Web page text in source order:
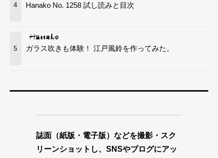
4 Hanako No. 1258 試し読みと目次
5 ガラス吹きも体験！ 江戸風鈴を作ってみた。
誌面（紙版・電子版）などを撮影・スク
リーンショットし、SNSやブログにアッ